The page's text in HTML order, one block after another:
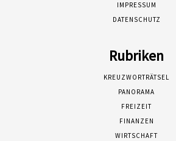
IMPRESSUM
DATENSCHUTZ
Rubriken
KREUZWORTRÄTSEL
PANORAMA
FREIZEIT
FINANZEN
WIRTSCHAFT